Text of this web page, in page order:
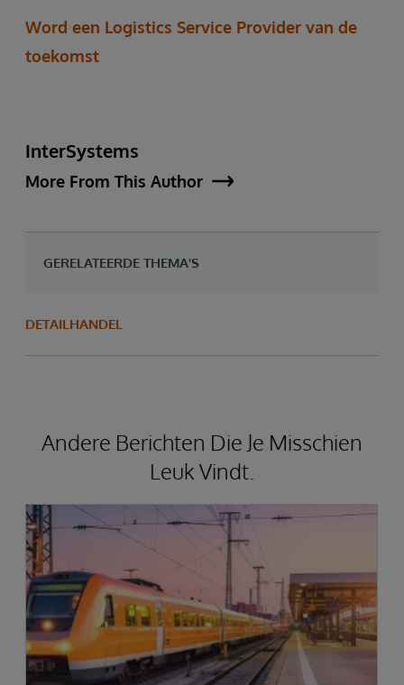
Word een Logistics Service Provider van de
toekomst
InterSystems
More From This Author
GERELATEERDE THEMA'S
DETAILHANDEL
Andere Berichten Die Je Misschien
Leuk Vindt.